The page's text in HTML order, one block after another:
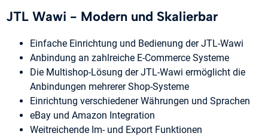
JTL Wawi - Modern und Skalierbar
Einfache Einrichtung und Bedienung der JTL-Wawi
Anbindung an zahlreiche E-Commerce Systeme
Die Multishop-Lösung der JTL-Wawi ermöglicht die
Anbindungen mehrerer Shop-Systeme
Einrichtung verschiedener Währungen und Sprachen
eBay und Amazon Integration
Weitreichende Im- und Export Funktionen